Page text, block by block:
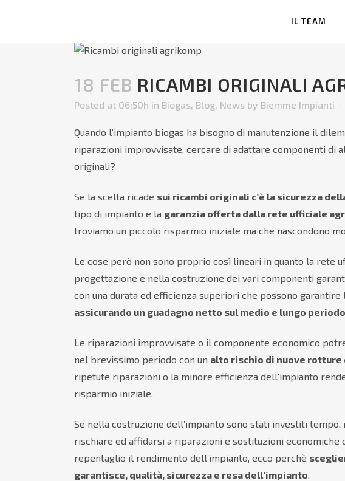
IL TEAM
18 FEB RICAMBI ORIGINALI
Posted at 06:50h in Biogas, Blog, News by Biemme Impianti
Quando l’impianto biogas ha bisogno di manutenzione il
riparazioni improvvisate, cercare di adattare componenti di
originali?
Se la scelta ricade sui ricambi originali c’è la sicurezza
tipo di impianto e la garanzia offerta dalla rete ufficiale
troviamo un piccolo risparmio iniziale ma che nascondono
Le cose però non sono proprio così lineari in quanto la rete
progettazione e nella costruzione dei vari componenti
con una durata ed efficienza superiori che possono
assicurando un guadagno netto sul medio e lungo periodo
Le riparazioni improvvisate o il componente economico
nel brevissimo periodo con un alto rischio di nuove rotture
ripetute riparazioni o la minore efficienza dell’impianto
risparmio iniziale.
Se nella costruzione dell’impianto sono stati investiti tempo,
rischiare ed affidarsi a riparazioni e sostituzioni
repentaglio il rendimento dell’impianto, ecco perchè
garantisce, qualità, sicurezza e resa dell’impianto.